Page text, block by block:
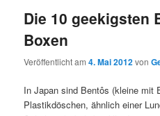
Die 10 geekigsten
Boxen
Veröffentlicht am4. Mai 2012von
In Japan sind Bentôs (kleine mit
Plastikdöschen, ähnlich einer